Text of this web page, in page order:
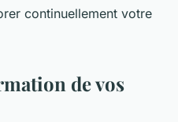
continuellement votre
de vos